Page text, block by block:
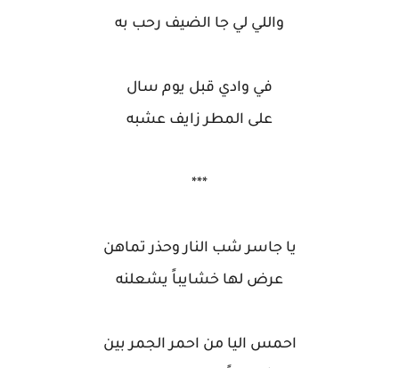
واللي لي جا الضيف رحب به
في وادي قبل يوم سال
على المطر زايف عشبه
***
يا جاسر شب النار وحذر تماهن
عرض لها خشايباً يشعلنه
احمس اليا من احمر الجمر بين